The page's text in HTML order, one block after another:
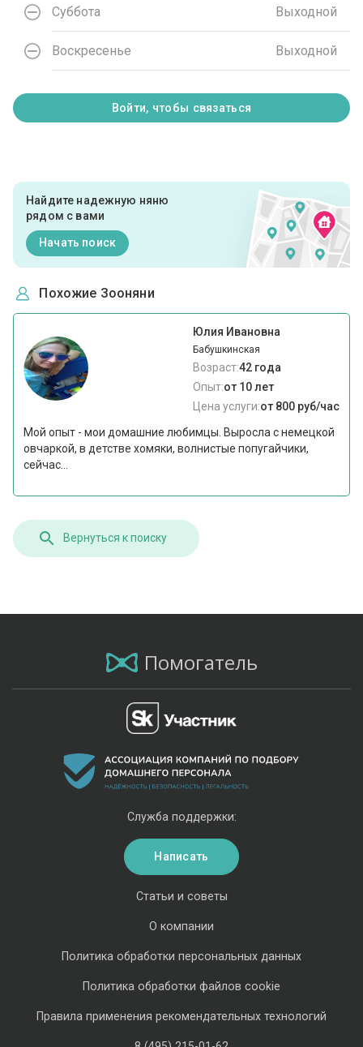
Суббота Выходной
Воскресенье Выходной
Войти, чтобы связаться
Найдите надежную няню
рядом с вами
Начать поиск
Похожие Зооняни
Юлия Ивановна
Бабушкинская
Возраст:42 года
Опыт:от 10 лет
Цена услуги:от 800 руб/час
Мой опыт - мои домашние любимцы. Выросла с немецкой
овчаркой, в детстве хомяки, волнистые попугайчики,
сейчас...
Вернуться к поиску
Помогатель
Статьи и советы
О компании
Политика обработки персональных данных
Политика обработки файлов cookie
Правила применения рекомендательных технологий
Служба поддержки:
Написать